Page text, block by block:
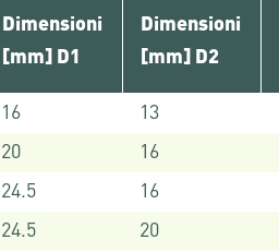
Dimensioni
[mm] D1
Dimensioni
[mm] D2
16 13
20 16
24.5 16
24.5 20